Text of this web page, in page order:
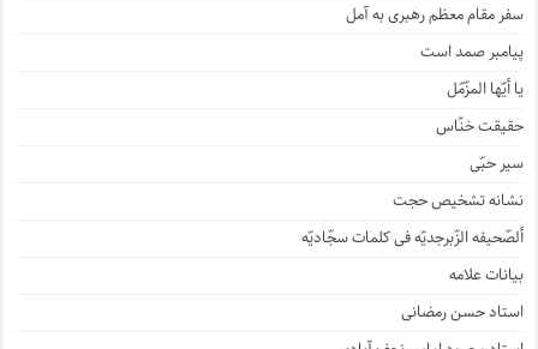
سفر مقام معظم رهبری به آمل
پیامبر صمد است
یا أیّها المزّمّل
حقیقت خنّاس
سیر حبّی
نشانه تشخیص حجت
ألصّحیفه الزّبرجدیّه فی کلمات سجّادیّه
بیانات علامه
استاد حسن رمضانی